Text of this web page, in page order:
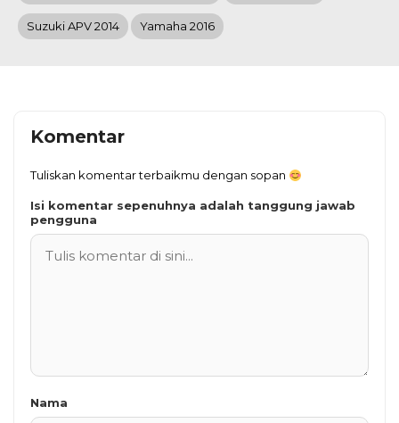
Suzuki APV 2014 Yamaha 2016
Komentar
Tuliskan komentar terbaikmu dengan sopan
Isi komentar sepenuhnya adalah tanggung jawab
pengguna
Nama